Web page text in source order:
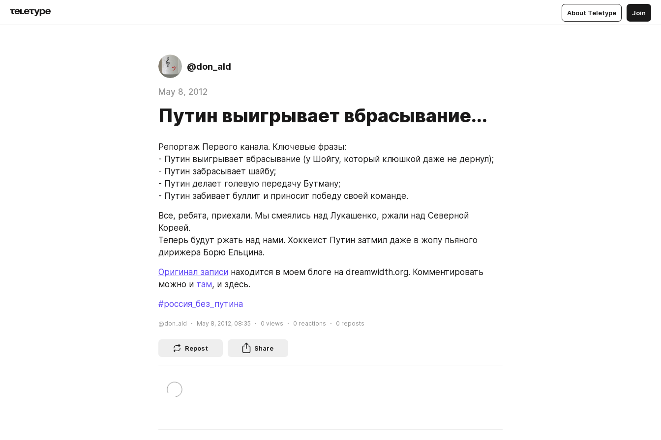
About Teletype Join
@don_ald
May 8, 2012
Путин выигрывает вбрасывание...
Репортаж Первого канала. Ключевые фразы:
- Путин выигрывает вбрасывание (у Шойгу, который клюшкой даже не дернул);
- Путин забрасывает шайбу;
- Путин делает голевую передачу Бутману;
- Путин забивает буллит и приносит победу своей команде.
Все, ребята, приехали. Мы смеялись над Лукашенко, ржали над Северной
Кореей.
Теперь будут ржать над нами. Хоккеист Путин затмил даже в жопу пьяного
дирижера Борю Ельцина.
Оригинал записи находится в моем блоге на dreamwidth.org. Комментировать
можно и там, и здесь.
#россия_без_путина
@don_ald May 8, 2012, 08:35 0 views 0 reactions 0 reposts
Repost Share